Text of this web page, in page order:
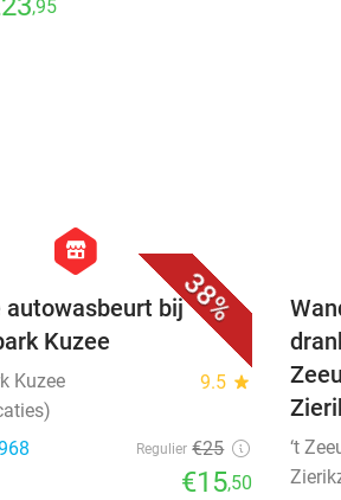
,95
38%
hexagon
store
autowasbeurt bij
Kuzee
Kuzee 9.5 star
Regulier €25
€15,50
‘t